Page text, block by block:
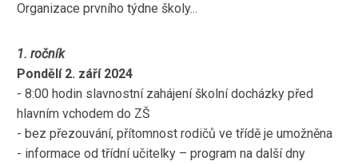
Organizace prvního týdne školy...
1. ročník
Pondělí 2. září 2024
- 8:00 hodin slavnostní zahájení školní docházky před
hlavním vchodem do ZŠ
- bez přezouvání, přítomnost rodičů ve třídě je umožněna
- informace od třídní učitelky – program na další dny